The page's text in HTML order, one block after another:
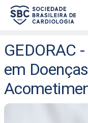
GEDORAC
em